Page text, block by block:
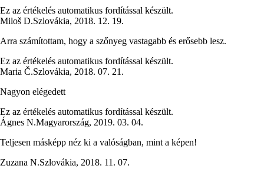
Ez az értékelés automatikus fordítással készült.
Miloš D.Szlovákia, 2018. 12. 19.
Arra számítottam, hogy a szőnyeg vastagabb és erősebb lesz.
Ez az értékelés automatikus fordítással készült.
Maria Č.Szlovákia, 2018. 07. 21.
Nagyon elégedett
Ez az értékelés automatikus fordítással készült.
Ágnes N.Magyarország, 2019. 03. 04.
Teljesen másképp néz ki a valóságban, mint a képen!
Zuzana N.Szlovákia, 2018. 11. 07.